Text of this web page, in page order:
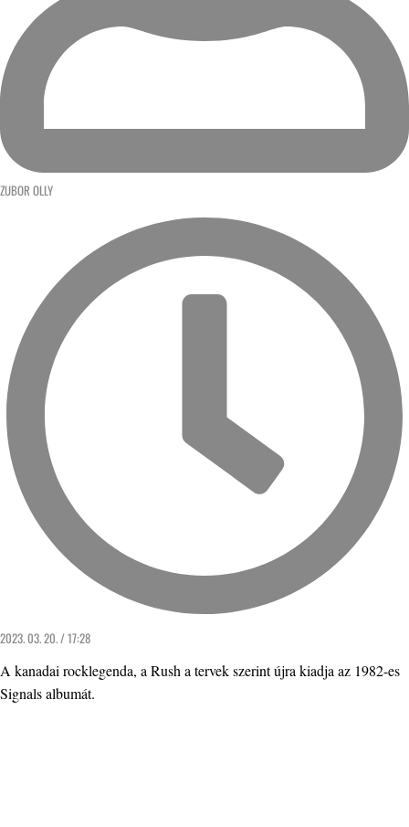
ZUBOR OLLY
2023. 03. 20. / 17:28
A kanadai rocklegenda, a Rush a tervek szerint újra kiadja az 1982-es
Signals albumát.